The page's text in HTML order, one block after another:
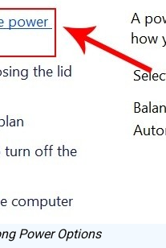
Power Options